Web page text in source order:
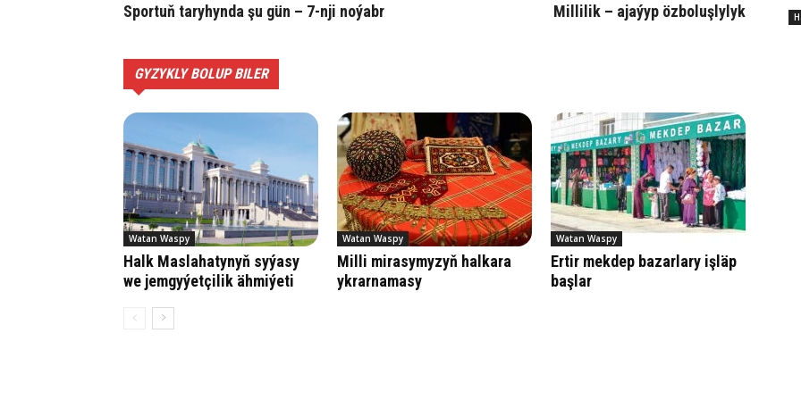
Sportuň taryhynda şu gün – 7-nji noýabr Millilik – ajaýyp özboluşlylyk
GYZYKLY BOLUP BILER
Watan Waspy
Halk Maslahatynyň syýasy
we jemgyýetçilik ähmiýeti
Watan Waspy
Milli mirasymyzyň halkara
ykrarnamasy
Watan Waspy
Ertir mekdep bazarlary işläp
başlar